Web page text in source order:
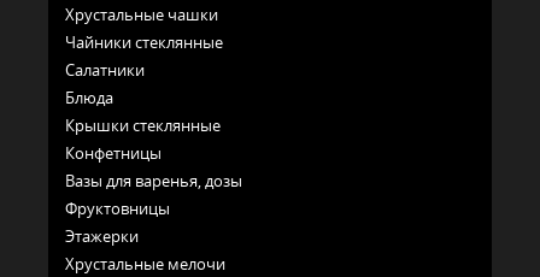
Хрустальные чашки
Чайники стеклянные
Салатники
Блюда
Крышки стеклянные
Конфетницы
Вазы для варенья, дозы
Фруктовницы
Этажерки
Хрустальные мелочи